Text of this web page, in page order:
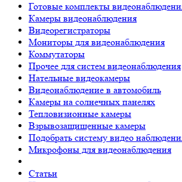
Готовые комплекты
Камеры видеонаблюдения
Видеорегистраторы
Мониторы для видеонаблюдения
Коммутаторы
Прочее для систем видеонаблюдения
Нательные видеокамеры
Видеонаблюдение в автомобиль
Камеры на солнечных панелях
Тепловизионные камеры
Взрывозащищенные камеры
Подобрать систему видео
Микрофоны для видеонаблюдения
Статьи